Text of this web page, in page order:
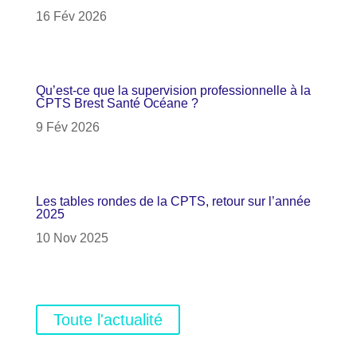
16 Fév 2026
Qu’est-ce que la supervision professionnelle à la
CPTS Brest Santé Océane ?
9 Fév 2026
Les tables rondes de la CPTS, retour sur l’année
2025
10 Nov 2025
Toute l'actualité